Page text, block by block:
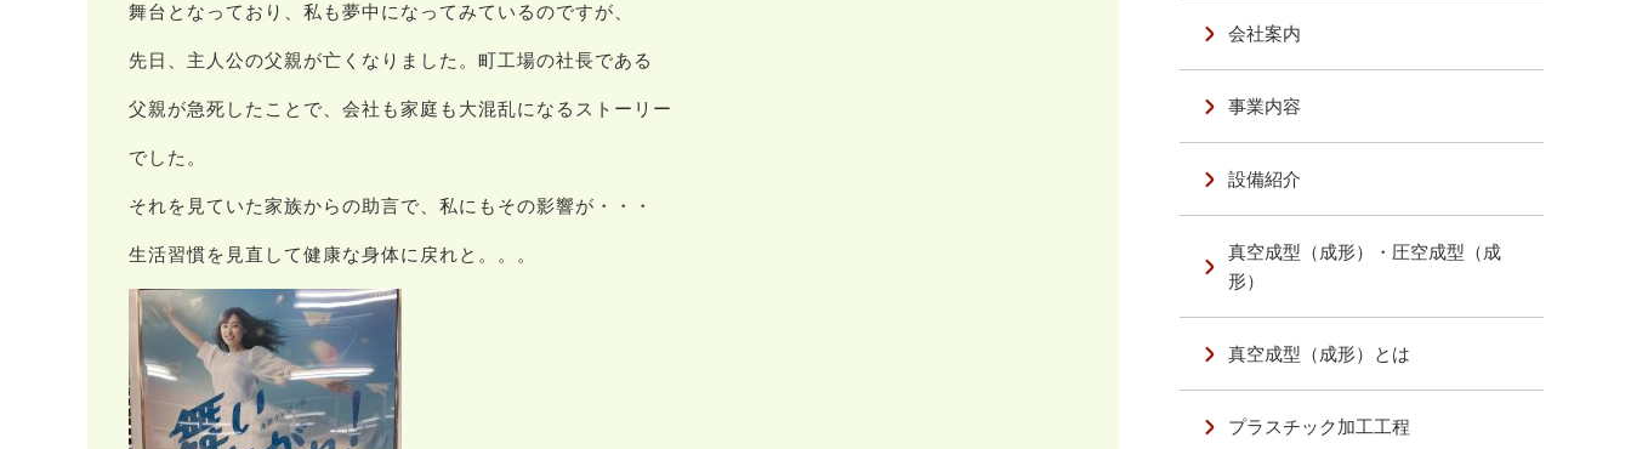
舞台となっており、私も夢中になってみているのですが、
先日、主人公の父親が亡くなりました。町工場の社長である
父親が急死したことで、会社も家庭も大混乱になるストーリー
でした。
それを見ていた家族からの助言で、私にもその影響が・・・
生活習慣を見直して健康な身体に戻れと。。。
会社案内
事業内容
設備紹介
真空成型（成形）・圧空成型（成
形）
真空成型（成形）とは
プラスチック加工工程